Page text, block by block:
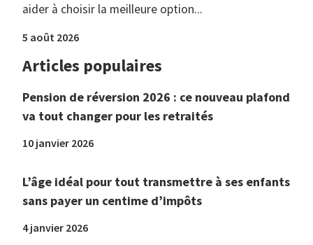
aider à choisir la meilleure option...
5 août 2026
Articles populaires
Pension de réversion 2026 : ce nouveau plafond
va tout changer pour les retraités
10 janvier 2026
L’âge idéal pour tout transmettre à ses enfants
sans payer un centime d’impôts
4 janvier 2026